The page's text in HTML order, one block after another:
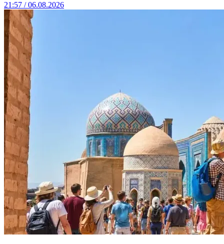
21:57 / 06.08.2026